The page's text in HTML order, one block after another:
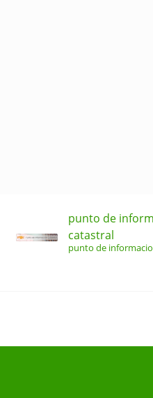
punto de
catastral
punto de